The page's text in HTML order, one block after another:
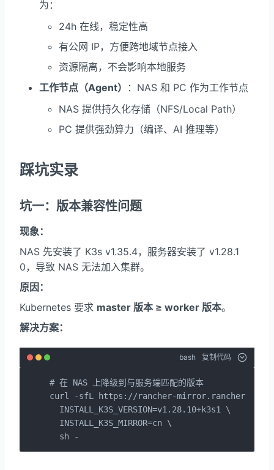
为：
24h 在线，稳定性高
有公网 IP，方便跨地域节点接入
资源隔离，不会影响本地服务
工作节点（Agent）
：NAS 和 PC 作为工作节点
NAS 提供持久化存储（NFS/Local Path）
PC 提供强劲算力（编译、AI 推理等）
踩坑实录
坑一：版本兼容性问题
现象：
NAS 先安装了 K3s v1.35.4，服务器安装了 v1.28.1
0，导致 NAS 无法加入集群。
原因：
Kubernetes 要求 master 版本 ≥ worker 版本。
解决方案：
bash 复制代码
# 在 NAS 上降级到与服务端匹配的版本
curl -sfL https://rancher-mirror.rancher.cn/
  INSTALL_K3S_VERSION=v1.28.10+k3s1 \
  INSTALL_K3S_MIRROR=cn \
  sh -